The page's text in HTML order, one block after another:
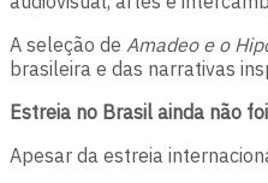
A seleção de Amadeo e o
brasileira e das narrativas
Estreia no Brasil ainda não
Apesar da estreia